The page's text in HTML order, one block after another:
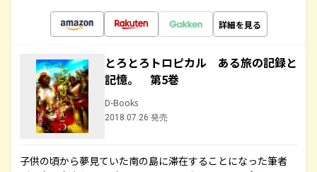
詳細を見る
とろとろトロピカル ある旅の記録と
記憶。 第5巻
D-Books
2018.07.26 発売
子供の頃から夢見ていた南の島に滞在することになった筆者